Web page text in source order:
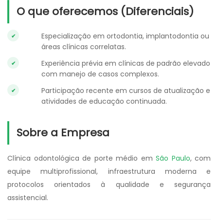
O que oferecemos (Diferenciais)
Especialização em ortodontia, implantodontia ou
áreas clínicas correlatas.
Experiência prévia em clínicas de padrão elevado
com manejo de casos complexos.
Participação recente em cursos de atualização e
atividades de educação continuada.
Sobre a Empresa
Clínica odontológica de porte médio em São Paulo, com
equipe multiprofissional, infraestrutura moderna e
protocolos orientados à qualidade e segurança
assistencial.